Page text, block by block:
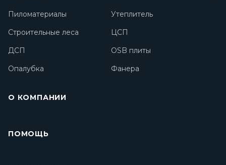
Пиломатериалы
Утеплитель
Строительные леса
ЦСП
ДСП
OSB плиты
Опалубка
Фанера
О КОМПАНИИ
ПОМОЩЬ